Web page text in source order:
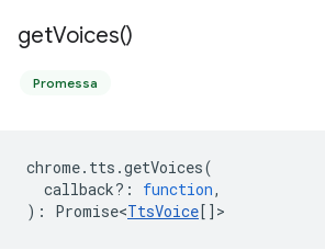
getVoices()
Promessa
chrome. tts .getVoices(
callback? : function,
) : Promise<TtsVoice[] >